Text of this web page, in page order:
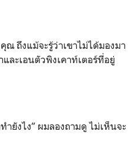
ถึงแม้จะรู้ว่าเขาไม่ได้มองมา
ละเอนตัวพิงเคาท์เตอร์ที่อยู่
ยังไง” ผมลองถามดู ไม่เห็นจะ